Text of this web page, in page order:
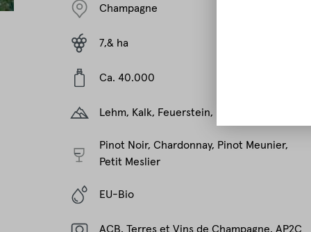
Champagne
7,& ha
Ca. 40.000
Lehm, Kalk, Feuerstein, Kreide, Mergel
Pinot Noir, Chardonnay, Pinot Meunier,
Petit Meslier
EU-Bio
ACB, Terres et Vins de Champagne, AP2C